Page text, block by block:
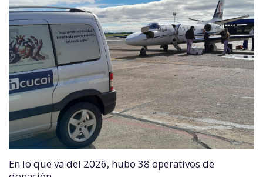
En lo que va del 2026, hubo 38 operativos de